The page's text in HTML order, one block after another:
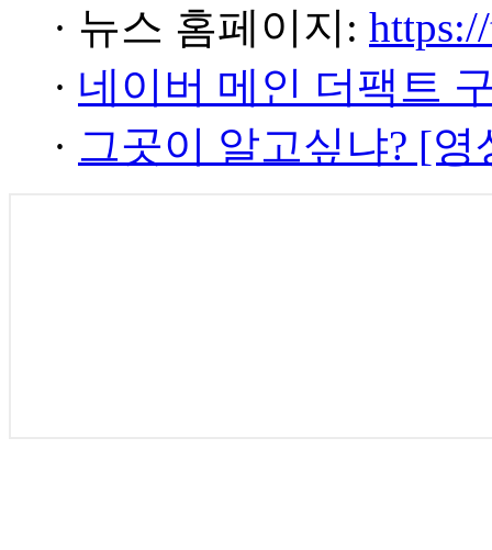
· 뉴스 홈페이지:
· 네이버 메인 더팩트
· 그곳이 알고싶냐? [